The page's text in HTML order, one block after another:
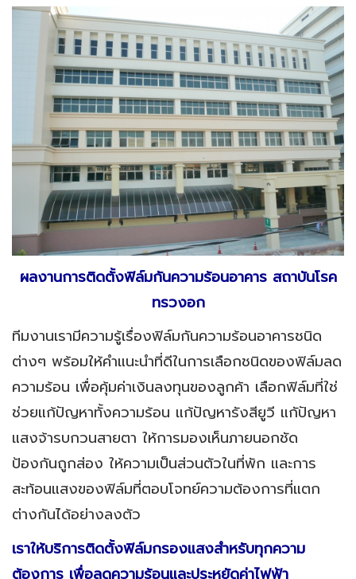
ผลงานการติดตั้งฟิล์มกันความร้อนอาคาร สถาบันโรค
ทรวงอก
ทีมงานเรามีความรู้เรื่องฟิล์มกันความร้อนอาคารชนิด
ต่างๆ พร้อมให้คำแนะนำที่ดีในการเลือกชนิดของฟิล์มลด
ความร้อน เพื่อคุ้มค่าเงินลงทุนของลูกค้า เลือกฟิล์มที่ใช่
ช่วยแก้ปัญหาทั้งความร้อน แก้ปัญหารังสียูวี แกัปัญหา
แสงจ้ารบกวนสายตา ให้การมองเห็นภายนอกชัด
ป้องกันถูกส่อง ให้ความเป็นส่วนตัวในที่พัก และการ
สะท้อนแสงของฟิล์มที่ตอบโจทย์ความต้องการที่แตก
ต่างกันได้อย่างลงตัว
เราให้บริการติดตั้งฟิล์มกรองแสงสำหรับทุกความ
ต้องการ เพื่อลดความร้อนและประหยัดค่าไฟฟ้า